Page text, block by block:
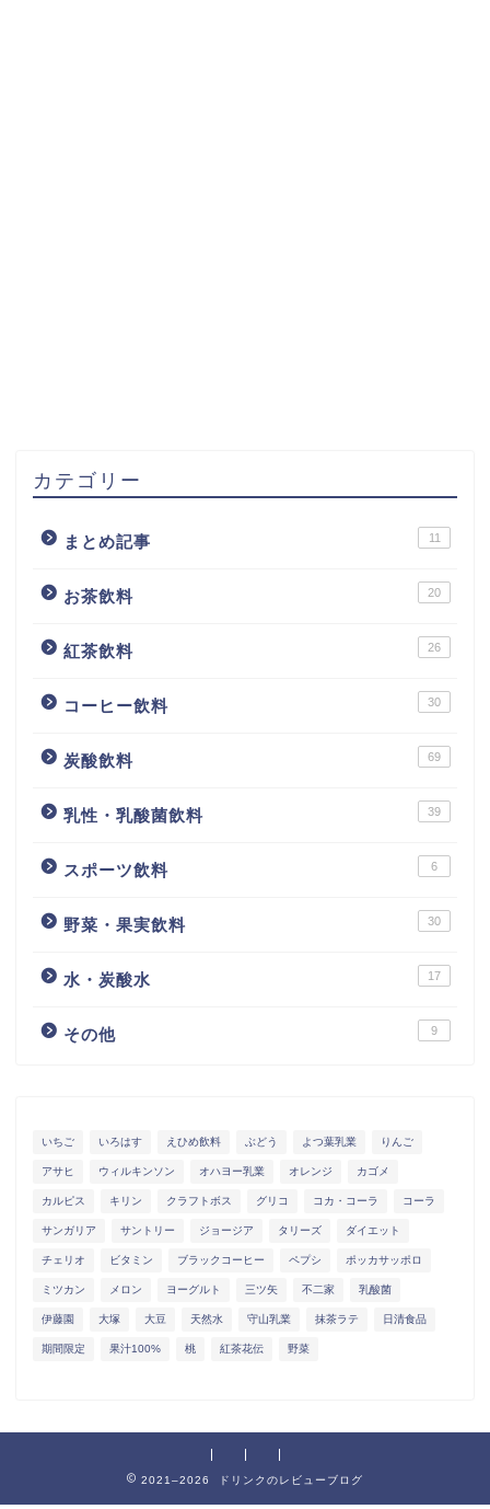
カテゴリー
まとめ記事 11
お茶飲料 20
紅茶飲料 26
コーヒー飲料 30
炭酸飲料 69
乳性・乳酸菌飲料 39
スポーツ飲料 6
野菜・果実飲料 30
水・炭酸水 17
その他 9
いちご いろはす えひめ飲料 ぶどう よつ葉乳業 りんご
アサヒ ウィルキンソン オハヨー乳業 オレンジ カゴメ
カルピス キリン クラフトボス グリコ コカ・コーラ コーラ
サンガリア サントリー ジョージア タリーズ ダイエット
チェリオ ビタミン ブラックコーヒー ペプシ ポッカサッポロ
ミツカン メロン ヨーグルト 三ツ矢 不二家 乳酸菌
伊藤園 大塚 大豆 天然水 守山乳業 抹茶ラテ 日清食品
期間限定 果汁100% 桃 紅茶花伝 野菜
2021–2026 ドリンクのレビューブログ